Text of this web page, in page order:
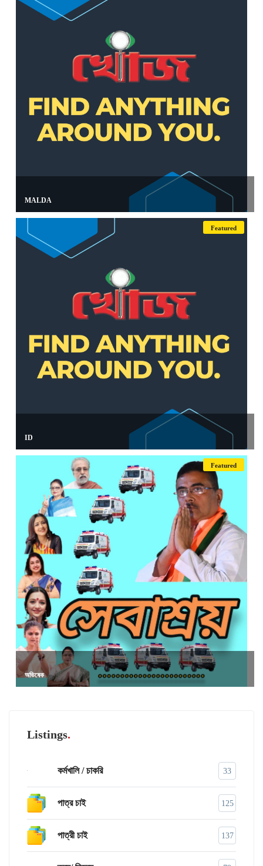
MALDA
Featured
ID
Featured
অভিষেক
Listings
কর্মখালি / চাকরি 33
পাত্র চাই 125
পাত্রী চাই 137